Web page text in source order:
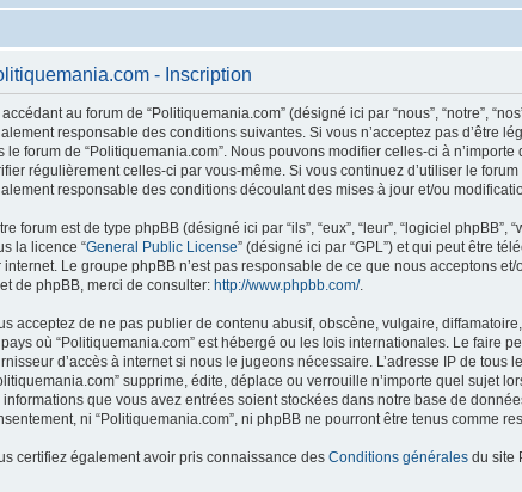
- Inscription
accédant au forum de “Politiquemania.com” (désigné ici par “nous”, “notre”,
responsable des conditions suivantes. Si vous n’acceptez pas d’être
le forum de “Politiquemania.com”. Nous pouvons modifier celles-ci à
régulièrement celles-ci par vous-même. Si vous continuez d’utiliser le
responsable des conditions découlant des mises à jour et/ou
forum est de type phpBB (désigné ici par “ils”, “eux”, “leur”, “logiciel
la licence “General Public License” (désigné ici par “GPL”) et qui peut être
internet. Le groupe phpBB n’est pas responsable de ce que nous acceptons
de phpBB, merci de consulter: http://www.phpbb.com/.
acceptez de ne pas publier de contenu abusif, obscène, vulgaire,
où “Politiquemania.com” est hébergé ou les lois internationales. Le faire
d’accès à internet si nous le jugeons nécessaire. L’adresse IP de
supprime, édite, déplace ou verrouille n’importe quel sujet
informations que vous avez entrées soient stockées dans notre base de
ni “Politiquemania.com”, ni phpBB ne pourront être tenus comme
certifiez également avoir pris connaissance des Conditions générales du site